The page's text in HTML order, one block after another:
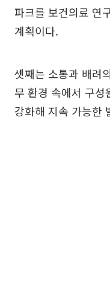
파크를 보건의료 연
계획이다.
셋째는 소통과 배려
무 환경 속에서 구
강화해 지속 가능한